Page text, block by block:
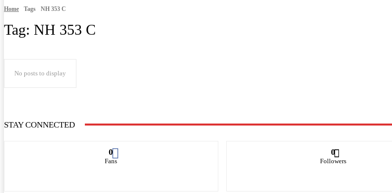
Home Tags NH 353 C
Tag: NH 353 C
No posts to display
STAY CONNECTED
0
Fans
0
Followers